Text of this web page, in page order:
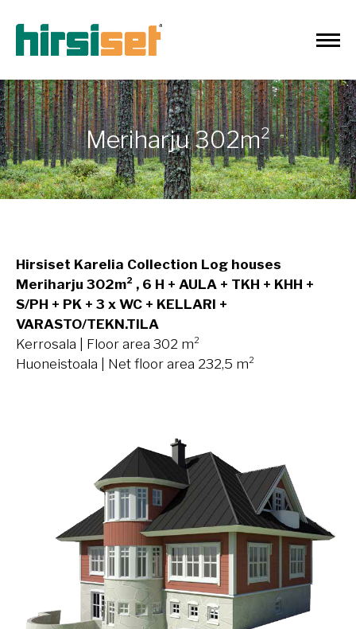
Meriharju 302m²
Hirsiset Karelia Collection Log houses
Meriharju 302m² , 6 H + AULA + TKH + KHH +
S/PH + PK + 3 x WC + KELLARI +
VARASTO/TEKN.TILA
Kerrosala | Floor area 302 m²
Huoneistoala | Net floor area 232,5 m²